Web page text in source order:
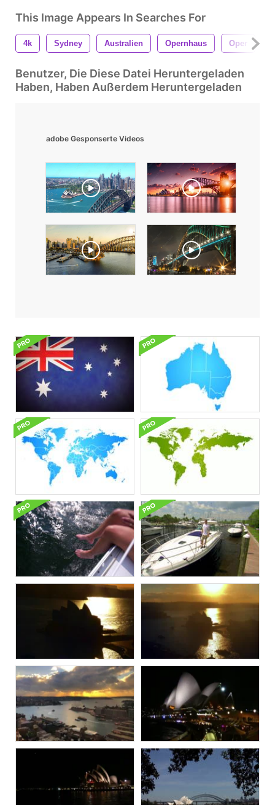
This Image Appears In Searches For
4k Sydney Australien Opernhaus Oper
Benutzer, Die Diese Datei Heruntergeladen
Haben, Haben Außerdem Heruntergeladen
adobe Gesponserte Videos